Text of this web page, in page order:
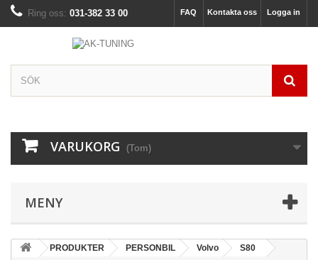
Logga in
Kontakta oss
FAQ
Ring oss: 031-382 33 00
VARUKORG (Tom)
MENY
PRODUKTER PERSONBIL Volvo
S80